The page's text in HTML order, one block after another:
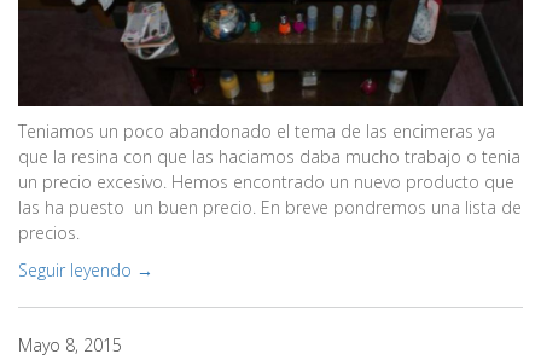
Teniamos un poco abandonado el tema de las encimeras ya
que la resina con que las haciamos daba mucho trabajo o tenia
un precio excesivo. Hemos encontrado un nuevo producto que
las ha puesto un buen precio. En breve pondremos una lista de
precios.
Seguir leyendo →
Mayo 8, 2015